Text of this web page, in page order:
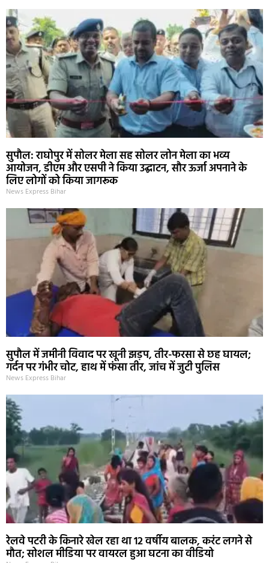
सुपौल: राघोपुर में सोलर मेला सह सोलर लोन मेला का भव्य
आयोजन, डीएम और एसपी ने किया उद्घाटन, सौर ऊर्जा अपनाने के
लिए लोगों को किया जागरूक
News Express Bihar
सुपौल में जमीनी विवाद पर खूनी झड़प, तीर-फरसा से छह घायल;
गर्दन पर गंभीर चोट, हाथ में फंसा तीर, जांच में जुटी पुलिस
News Express Bihar
रेलवे पटरी के किनारे खेल रहा था 12 वर्षीय बालक, करंट लगने से
मौत; सोशल मीडिया पर वायरल हुआ घटना का वीडियो